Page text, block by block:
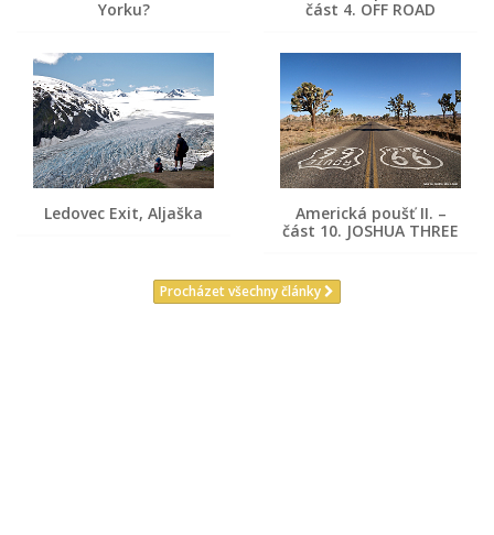
Yorku?
část 4. OFF ROAD
Ledovec Exit, Aljaška
Americká poušť II. –
část 10. JOSHUA THREE
Procházet všechny články